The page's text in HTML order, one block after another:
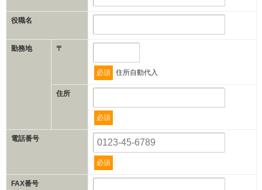
役職名
勤務地 〒
必須 住所自動代入
住所
必須
電話番号
必須
FAX番号